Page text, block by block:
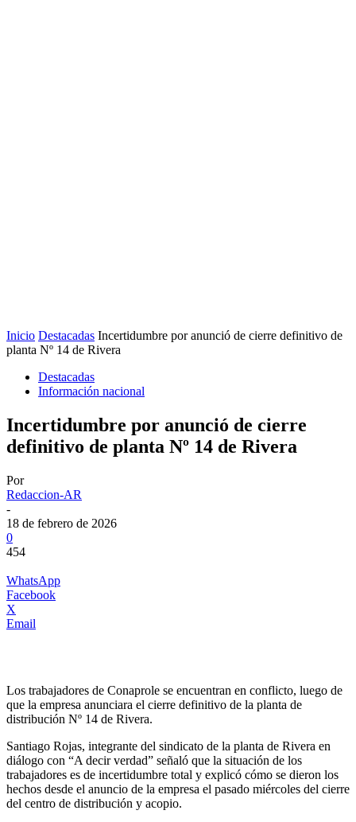
Inicio Destacadas Incertidumbre por anunció de cierre definitivo de
planta Nº 14 de Rivera
Destacadas
Información nacional
Incertidumbre por anunció de cierre
definitivo de planta Nº 14 de Rivera
Por
Redaccion-AR
-
18 de febrero de 2026
0
454
WhatsApp
Facebook
X
Email
Los trabajadores de Conaprole se encuentran en conflicto, luego de
que la empresa anunciara el cierre definitivo de la planta de
distribución Nº 14 de Rivera.
Santiago Rojas, integrante del sindicato de la planta de Rivera en
diálogo con “A decir verdad” señaló que la situación de los
trabajadores es de incertidumbre total y explicó cómo se dieron los
hechos desde el anuncio de la empresa el pasado miércoles del cierre
del centro de distribución y acopio.